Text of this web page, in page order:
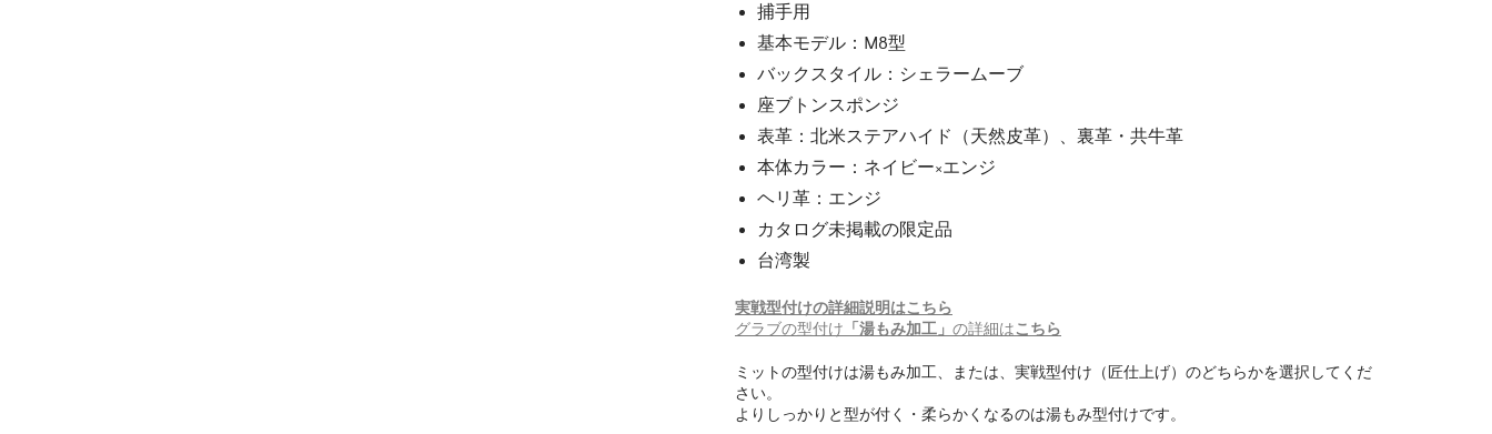
捕手用
基本モデル：M8型
バックスタイル：シェラームーブ
座ブトンスポンジ
表革：北米ステアハイド（天然皮革）、裏革・共牛革
本体カラー：ネイビー×エンジ
ヘリ革：エンジ
カタログ未掲載の限定品
台湾製
実戦型付けの詳細説明はこちら
グラブの型付け 「湯もみ加工」 の詳細はこちら
ミットの型付けは湯もみ加工、または、実戦型付け（匠仕上げ）のどちらかを選択してくだ
さい。
よりしっかりと型が付く・柔らかくなるのは湯もみ型付けです。